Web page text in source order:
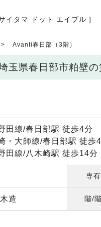
イタマ ドット エイブル ]
Avanti春日部（3階）
玉県春日部市粕壁の
田線/春日部駅 徒歩4分
・大師線/春日部駅 徒歩
田線/八木崎駅 徒歩14分
専
造 階/